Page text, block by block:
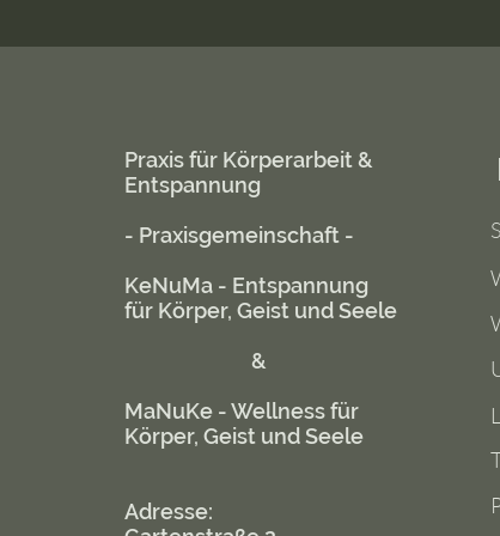
Praxis für Körperarbeit &
Entspannung
- Praxisgemeinschaft -
KeNuMa - Entspannung
für Körper, Geist und Seele
&
MaNuKe - Wellness für
Körper, Geist und Seele
Adresse: